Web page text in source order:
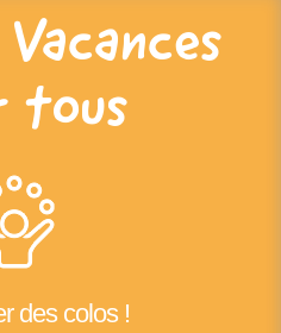
tous
des colos !